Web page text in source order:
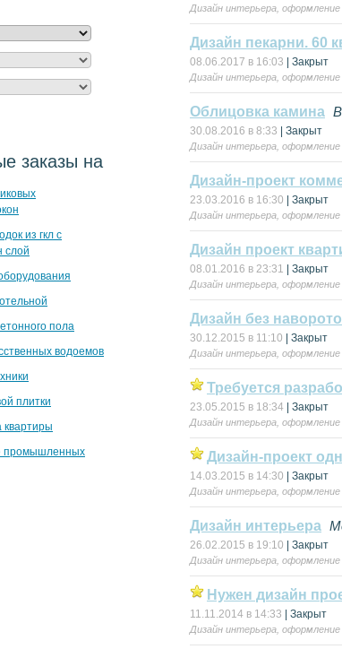
заказы на
из гкл с
слой
пола
водоемов
плитки
квартиры
промышленных
Дизайн интерьера, оформление
Дизайн пекарни. 60
08.06.2017 в 16:03 | Закрыт
Дизайн интерьера, оформление
Облицовка камина
30.08.2016 в 8:33 | Закрыт
Дизайн интерьера, оформление
Дизайн-проект
23.03.2016 в 16:30 | Закрыт
Дизайн интерьера, оформление
Дизайн проект
08.01.2016 в 23:31 | Закрыт
Дизайн интерьера, оформление
Дизайн без
30.12.2015 в 11:10 | Закрыт
Дизайн интерьера, оформление
Требуется
23.05.2015 в 18:34 | Закрыт
Дизайн интерьера, оформление
Дизайн-проект
14.03.2015 в 14:30 | Закрыт
Дизайн интерьера, оформление
Дизайн интерьера
26.02.2015 в 19:10 | Закрыт
Дизайн интерьера, оформление
Нужен дизайн
11.11.2014 в 14:33 | Закрыт
Дизайн интерьера, оформление